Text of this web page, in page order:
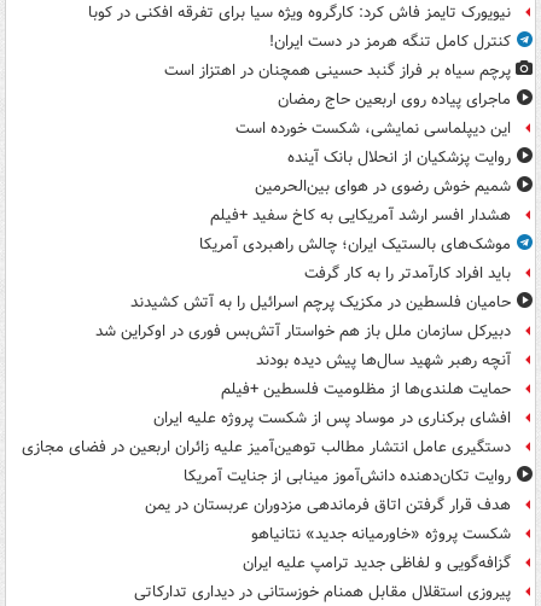
نیویورک تایمز فاش کرد: کارگروه ویژه سیا برای تفرقه افکنی در کوبا
کنترل کامل تنگه هرمز در دست ایران!
پرچم سیاه بر فراز گنبد حسینی همچنان در اهتزاز است
ماجرای پیاده روی اربعین حاج رمضان
این دیپلماسی نمایشی، شکست خورده است
روایت پزشکیان از انحلال بانک آینده
شمیم خوش رضوی در هوای بین‌الحرمین
هشدار افسر ارشد آمریکایی به کاخ سفید +فیلم
موشک‌های بالستیک ایران؛ چالش راهبردی آمریکا
باید افراد کارآمدتر را به کار گرفت
حامیان فلسطین در مکزیک پرچم اسرائیل را به آتش کشیدند
دبیرکل سازمان ملل باز هم خواستار آتش‌بس فوری در اوکراین شد
آنچه رهبر شهید سال‌ها پیش دیده بودند
حمایت هلندی‌ها از مظلومیت فلسطین +فیلم
افشای برکناری در موساد پس از شکست پروژه علیه ایران
دستگیری عامل انتشار مطالب توهین‌آمیز علیه زائران اربعین در فضای مجازی
روایت تکان‌دهنده دانش‌آموز مینابی از جنایت آمریکا
هدف قرار گرفتن اتاق‌ فرماندهی مزدوران عربستان در یمن
شکست پروژه «خاورمیانه جدید» نتانیاهو
گزافه‌گویی و لفاظی جدید ترامپ علیه ایران
پیروزی استقلال مقابل همنام خوزستانی در دیداری تدارکاتی